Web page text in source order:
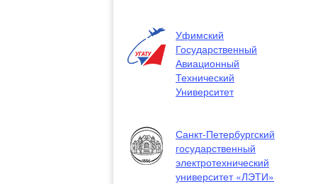
Уфимский
Государственный
Авиационный
Технический
Университет
Санкт-Петербургский
государственный
электротехнический
университет «ЛЭТИ»